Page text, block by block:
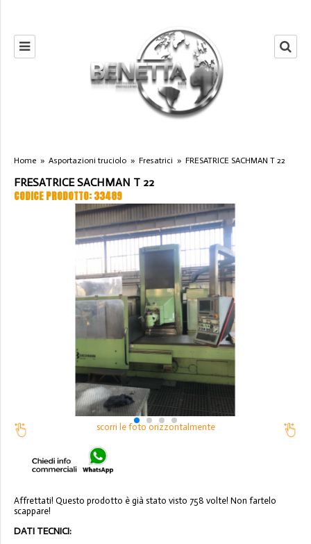
Home » Asportazioni truciolo » Fresatrici » FRESATRICE SACHMAN T 22
FRESATRICE SACHMAN T 22
CODICE PRODOTTO: 33489
scorri le foto orizzontalmente
Affrettati! Questo prodotto è già stato visto 758 volte! Non fartelo
scappare!
DATI TECNICI: